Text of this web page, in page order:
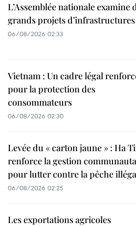
L’Assemblée nationale examine
grands projets d’infrastructures
06/08/2026 02:33
Vietnam : Un cadre légal
pour la protection des
consommateurs
06/08/2026 02:30
Levée du « carton jaune » : Ha
renforce la gestion
pour lutter contre la pêche
06/08/2026 02:25
Les exportations agricoles